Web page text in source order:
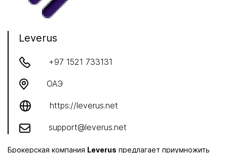
Leverus
+97 1521 733131
ОАЭ
https://leverus.net
support@leverus.net
Брокерская компания Leverus предлагает приумножить